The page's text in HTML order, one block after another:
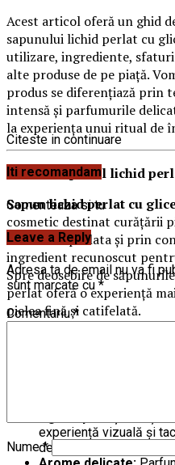
Acest articol oferă un ghid
sapunului lichid perlat cu
utilizare, ingrediente,
alte produse de pe piață.
produs se diferențiază prin
intensă și parfumurile
la experiența unui ritual de
Ce este Sapunul lichid
Sapun lichid perlat cu
cosmetic destinat curățării
textura sa perlata și prin
ingredient recunoscut
Spre deosebire de
perlat oferă o experiență
pielea fină și catifelată.
ajută la menținerea
experiență vizuală și
de igienă într-un
Citeste in continuare
Iti recomandam
Comenteaza si tu
Leave a Reply
Adresa ta de email nu va fi
sunt marcate cu*
Comentariu*
Nume*